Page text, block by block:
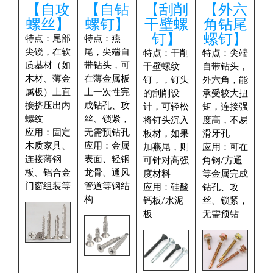
【自攻
螺丝】
特点 ：尾部
尖锐，在软
质基材​（如
木材、薄金
属板）上直
接挤压出内
螺纹
应用 ：固定
木质家具、
连接薄钢
板、铝合金
门窗组装等
【自钻
螺钉】
特点 ：燕
尾，尖端自
带钻头，可
在薄金属板
上一次性完
成钻孔、攻
丝、锁紧，
无需预钻孔
应用 ：金属
表面、轻钢
龙骨、通风
管道等钢结
构
【刮削
干壁螺
钉】
特点 ：干削
干壁螺纹
钉，，钉头
的刮削设
计，可轻松
将钉头沉入
板材，如果
加燕尾，则
可针对高强
度材料
应用 ：硅酸
钙板/水泥
板
【外六
角钻尾
螺钉】
特点 ：尖端
自带钻头，
外六角，能
承受较大扭
矩，连接强
度高，不易
滑牙孔
应用 ：可在
角钢/方通
等金属完成
钻孔、攻
丝、锁紧，
无需预钻